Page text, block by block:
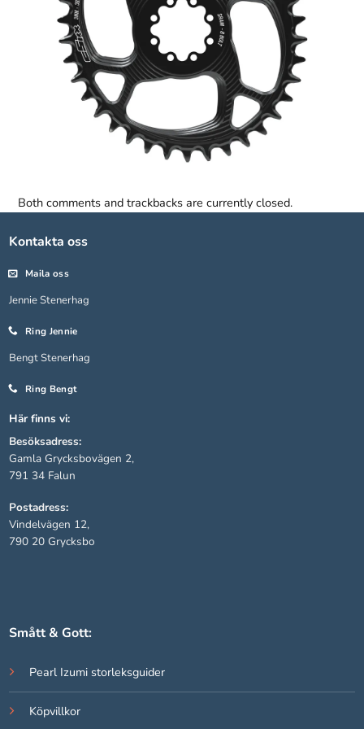
Both comments and trackbacks are currently closed.
Kontakta oss
Maila oss
Jennie Stenerhag
Ring Jennie
Bengt Stenerhag
Ring Bengt
Här finns vi:
Besöksadress:
Gamla Grycksbovägen 2,
791 34 Falun
Postadress:
Vindelvägen 12,
790 20 Grycksbo
Smått & Gott:
Pearl Izumi storleksguider
Köpvillkor
Nödvändiga
går inte att
De behövs
hemsidan
taget ska
fungera.
Statistik
kunna
förbättra
hemsidans
och
uppbyggnad,
baserat på
Upplevelse
prestera så
bra som
möjligt under